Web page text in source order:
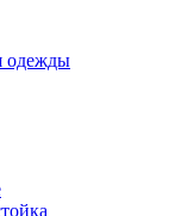
одежды